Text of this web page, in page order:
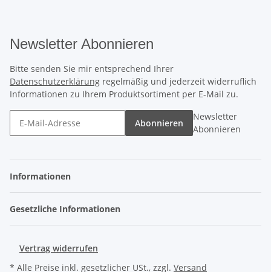
Newsletter Abonnieren
Bitte senden Sie mir entsprechend Ihrer
Datenschutzerklärung regelmäßig und jederzeit widerruflich
Informationen zu Ihrem Produktsortiment per E-Mail zu.
Abonnieren
Newsletter
Abonnieren
Informationen
Gesetzliche Informationen
Vertrag widerrufen
* Alle Preise inkl. gesetzlicher USt., zzgl. Versand